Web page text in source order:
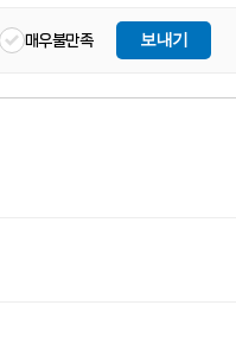
매우불만족 보내기